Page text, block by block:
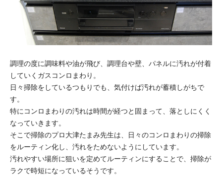
調理の度に調味料や油が飛び、調理台や壁、パネルに汚れが付着
していくガスコンロまわり。
日々掃除をしているつもりでも、気付けば汚れが蓄積しがちで
す。
特にコンロまわりの汚れは時間が経つと固まって、落としにくく
なっていきます。
そこで掃除のプロ大津たまみ先生は、日々のコンロまわりの掃除
をルーティン化し、汚れをためないようにしています。
汚れやすい場所に狙いを定めてルーティンにすることで、掃除が
ラクで時短になっているそうです。